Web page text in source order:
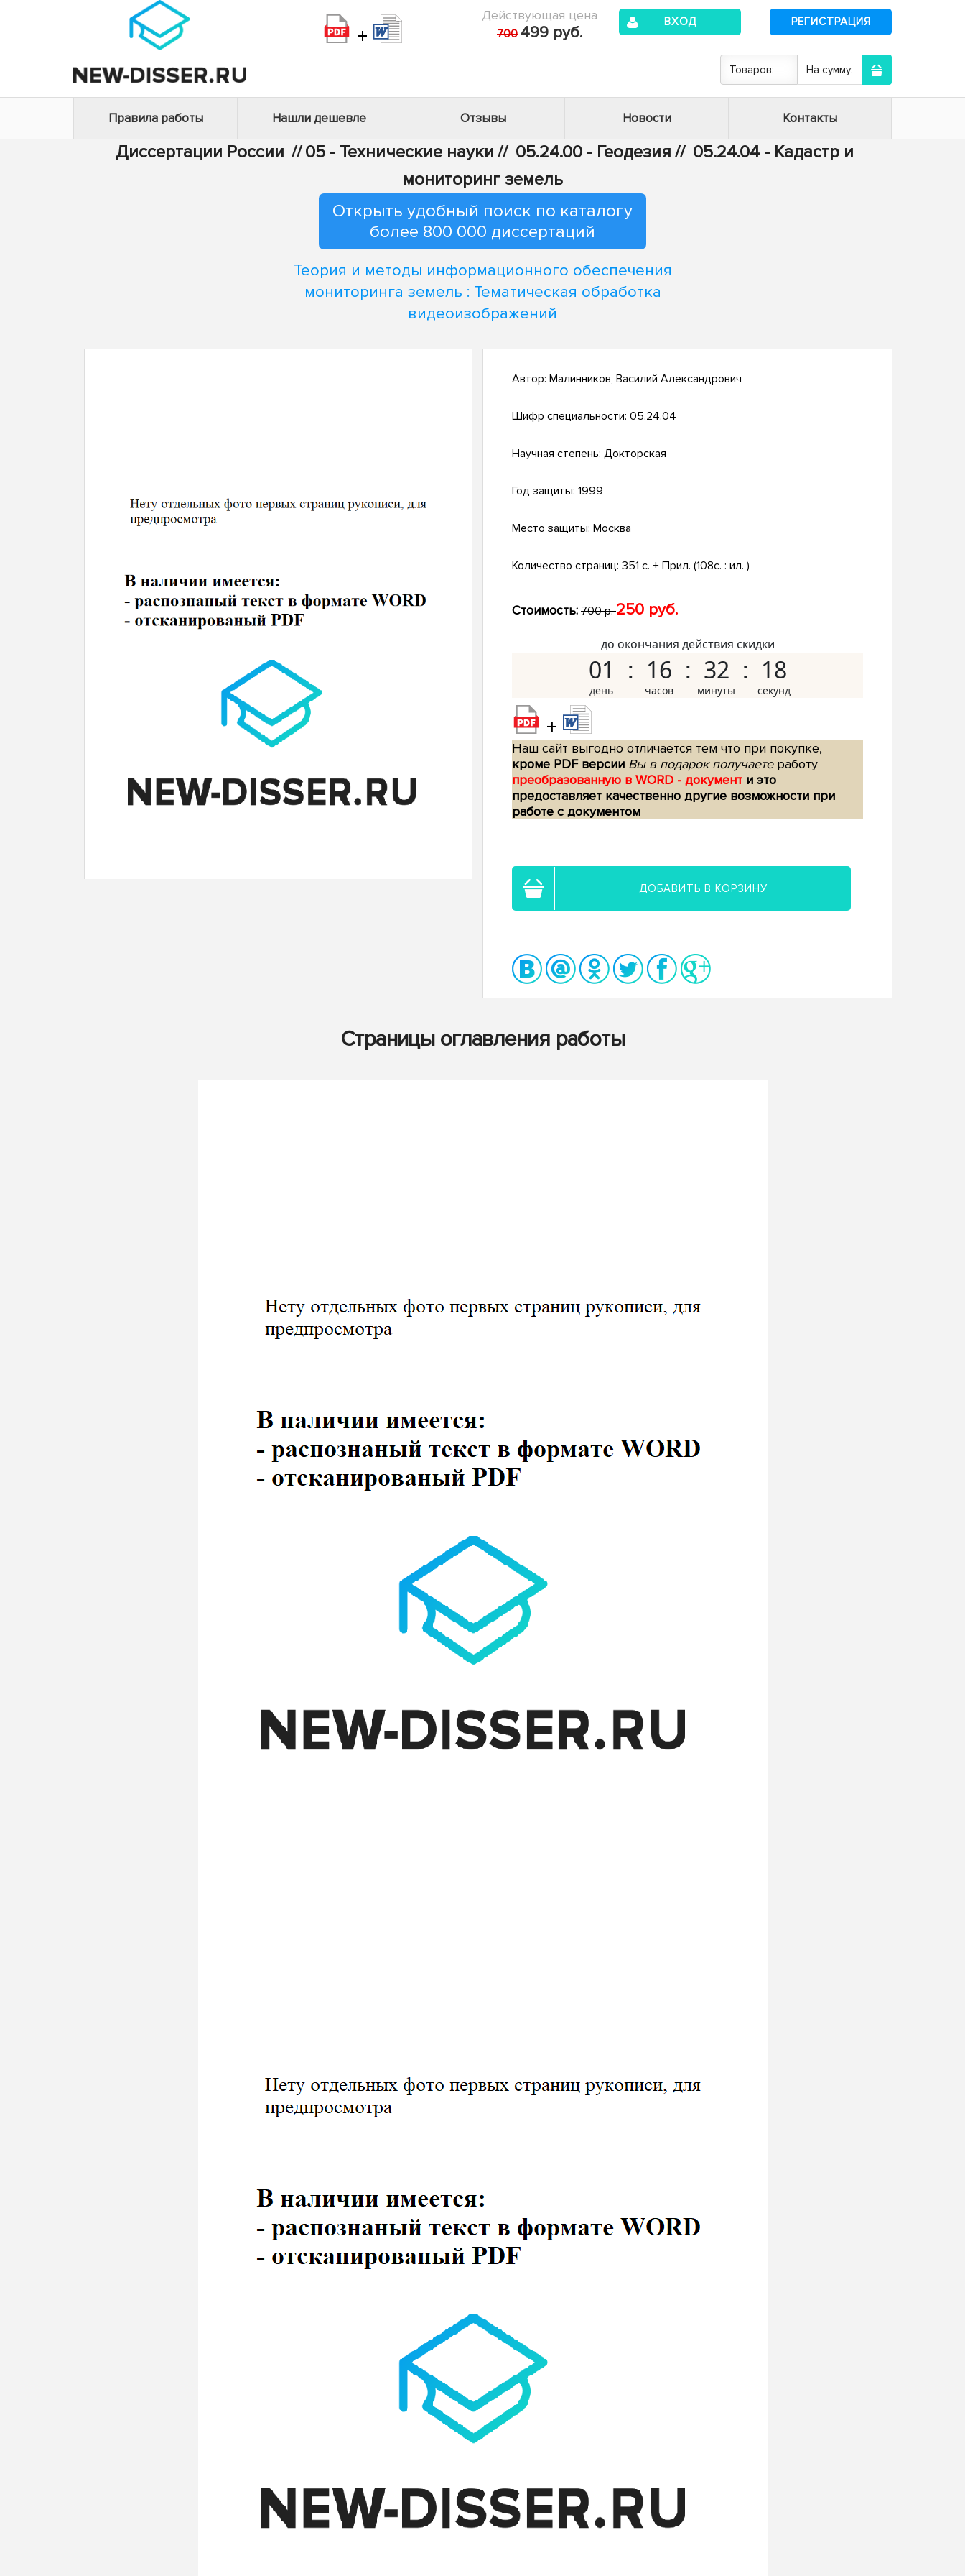
+
Действующая цена
700 499 руб.
ВХОД РЕГИСТРАЦИЯ
Товаров: На сумму:
Правила работы Нашли дешевле Отзывы Новости Контакты
Диссертации России // 05 - Технические науки // 05.24.00 - Геодезия // 05.24.04 - Кадастр и
мониторинг земель
Открыть удобный поиск по каталогу
более 800 000 диссертаций
Теория и методы информационного обеспечения
мониторинга земель : Тематическая обработка
видеоизображений
Автор: Малинников, Василий Александрович
Шифр специальности: 05.24.04
Научная степень: Докторская
Год защиты: 1999
Место защиты: Москва
Количество страниц: 351 с. + Прил. (108с. : ил. )
Стоимость: 700 р.250 руб.
до окончания действия скидки
01 16 32 17
+
Наш сайт выгодно отличается тем что при покупке,
кроме PDF версии Вы в подарок получаетеработу
преобразованную в WORD - документ и это
предоставляет качественно другие возможности при
работе с документом
ДОБАВИТЬ В КОРЗИНУ
Страницы оглавления работы